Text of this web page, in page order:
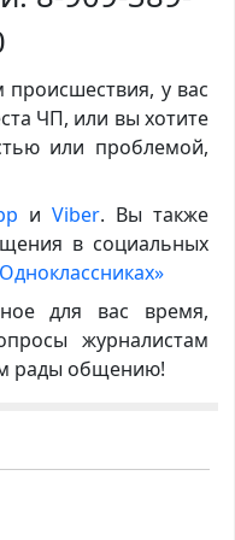
у вас
ЧП, или вы хотите
или проблемой,
иViber. Вы также
в социальных
для вас время,
журналистам
рады общению!